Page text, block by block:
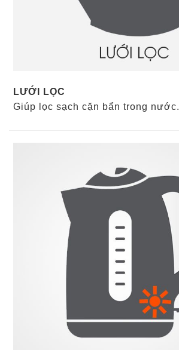
LƯỚI LỌC
Giúp lọc sạch cặn bẩn trong nước.